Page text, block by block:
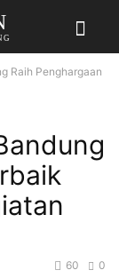
Raih Penghargaan
0
60